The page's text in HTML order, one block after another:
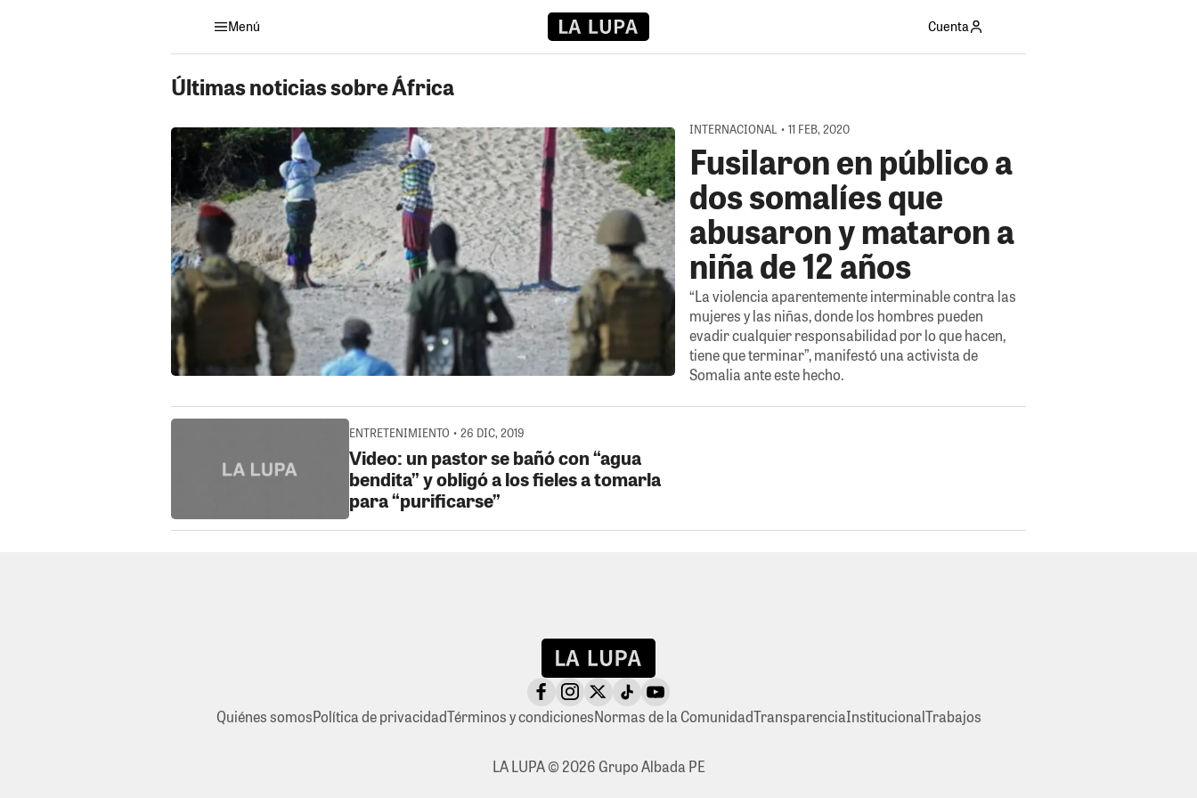
Menú Cuenta
Últimas noticias sobre África
INTERNACIONAL • 11 FEB, 2020
Fusilaron en público a
dos somalíes que
abusaron y mataron a
niña de 12 años
“La violencia aparentemente interminable contra las
mujeres y las niñas, donde los hombres pueden
evadir cualquier responsabilidad por lo que hacen,
tiene que terminar”, manifestó una activista de
Somalia ante este hecho.
ENTRETENIMIENTO • 26 DIC, 2019
Video: un pastor se bañó con “agua
bendita” y obligó a los fieles a tomarla
para “purificarse”
Quiénes somosPolítica de privacidadTérminos y condicionesNormas de la ComunidadTransparenciaInstitucionalTrabajos
LA LUPA © 2026 Grupo Albada PE